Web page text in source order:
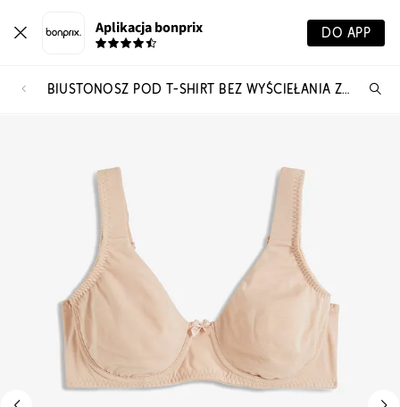
Aplikacja bonprix DO APP
BIUSTONOSZ POD T-SHIRT BEZ WYŚCIEŁANIA Z FISZBINAMI Z BAWEŁNY ORGANICZNEJ (2 SZT.)